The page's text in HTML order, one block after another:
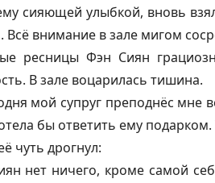
сияющей улыбкой, вновь
Всё внимание в зале мигом
ресницы Фэн Сиян
В зале воцарилась тишина.
мой супруг преподнёс мне
бы ответить ему
чуть дрогнул:
нет ничего, кроме самой